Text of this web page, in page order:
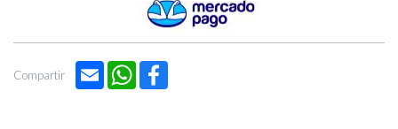
Compartir Email WhatsApp